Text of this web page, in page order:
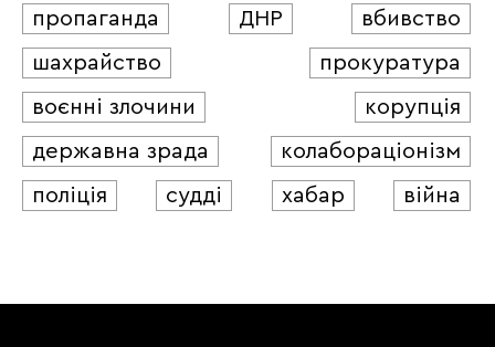
пропаганда
ДНР
вбивство
шахрайство
прокуратура
воєнні злочини
корупція
державна зрада
колабораціонізм
поліція
судді хабар війна